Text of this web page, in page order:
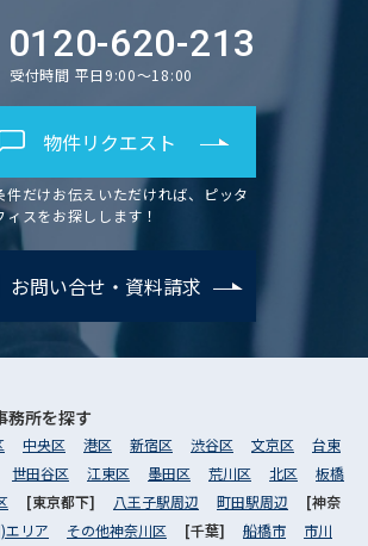
0120-620-213
受付時間 平日9:00～18:00
物件リクエスト
件だけお伝えいただければ、ピッタ
ィスをお探しします！
お問い合せ・資料請求
務所を探す
中央区 港区 新宿区 渋谷区 文京区
台東
世田谷区 江東区 墨田区 荒川区 北区
板橋
[東京都下] 八王子駅周辺 町田駅周辺
[神奈
エリア その他神奈川区 [千葉] 船橋市
市川